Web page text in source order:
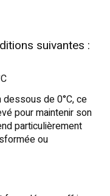
suivantes :
de 0°C, ce
pour maintenir son
particulièrement
ou